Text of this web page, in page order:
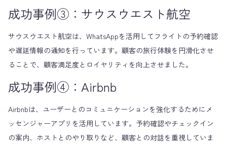
成功事例③：サウスウエスト航空
サウスウエスト航空は、WhatsAppを活用してフライトの予約確認
や遅延情報の通知を行っています。顧客の旅行体験を円滑化させ
ることで、顧客満足度とロイヤリティを向上させました。
成功事例④：Airbnb
Airbnbは、ユーザーとのコミュニケーションを強化するためにメ
ッセンジャーアプリを活用しています。予約確認やチェックイン
の案内、ホストとのやり取りなど、顧客との対話を重視していま